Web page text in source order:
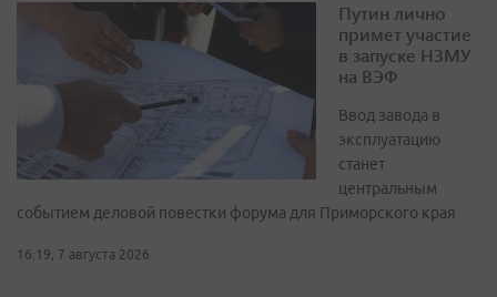
Путин лично
примет участие
в запуске НЗМУ
на ВЭФ
Ввод завода в
эксплуатацию
станет
центральным
событием деловой повестки форума для Приморского края
16:19, 7 августа 2026